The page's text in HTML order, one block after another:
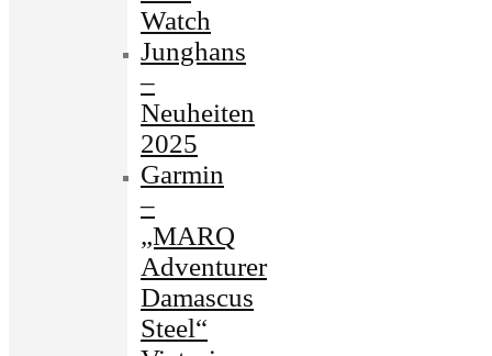
Watch
Junghans
–
Neuheiten
2025
Garmin
–
„MARQ
Adventurer
Damascus
Steel“